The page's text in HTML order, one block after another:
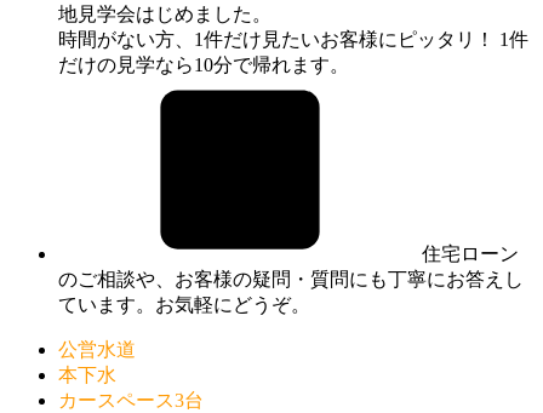
地見学会はじめました。
時間がない方、1件だけ見たいお客様にピッタリ！ 1件
だけの見学なら10分で帰れます。
住宅ローン
のご相談や、お客様の疑問・質問にも丁寧にお答えし
ています。お気軽にどうぞ。
公営水道
本下水
カースペース3台